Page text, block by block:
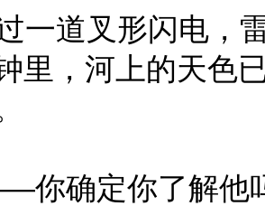
一道叉形闪电，
里，河上的天色
确定你了解他